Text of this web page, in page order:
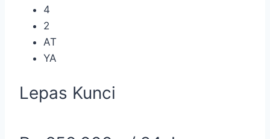
4
2
AT
YA
Lepas Kunci